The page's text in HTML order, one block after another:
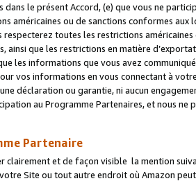
dans le présent Accord, (e) que vous ne
américaines ou de sanctions conformes
respecterez toutes les restrictions
ainsi que les restrictions en matière
les informations que vous avez
vos informations en vous connectant à
déclaration ou garantie, ni aucun
au Programme Partenaires, et nous
Partenaire
clairement et de façon visible la mention
Site ou tout autre endroit où Amazon